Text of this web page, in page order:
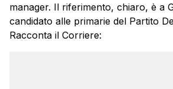
manager. Il riferimento, chiaro, è a
candidato alle primarie del Partito
Racconta il Corriere: